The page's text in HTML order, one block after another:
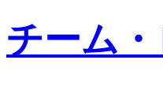
チーム